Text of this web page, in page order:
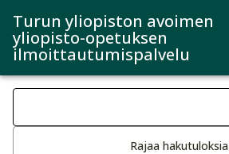
Turun yliopiston avoimen
yliopisto-opetuksen
ilmoittautumispalvelu
Haku kategoriat
Rajaa hakutuloksia